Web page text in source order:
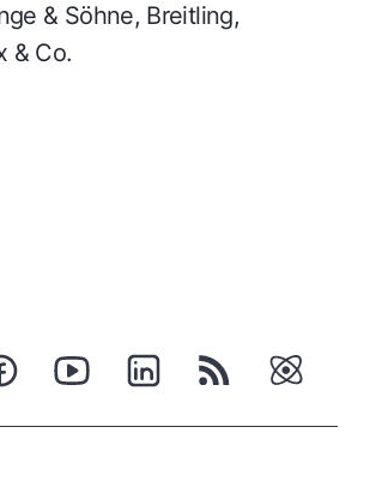
& Söhne, Breitling,
& Co.